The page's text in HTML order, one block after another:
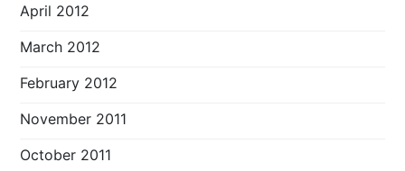
April 2012
March 2012
February 2012
November 2011
October 2011